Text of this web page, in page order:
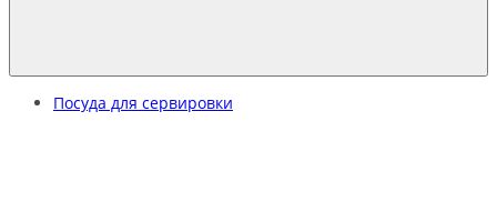
Посуда для сервировки